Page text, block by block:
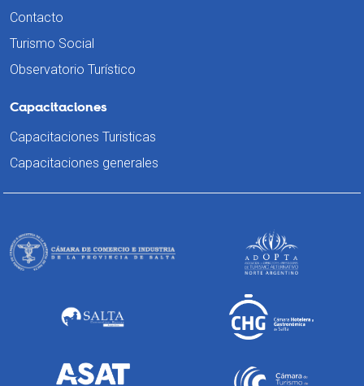
Contacto
Turismo Social
Observatorio Turístico
Capacitaciones
Capacitaciones Turisticas
Capacitaciones generales